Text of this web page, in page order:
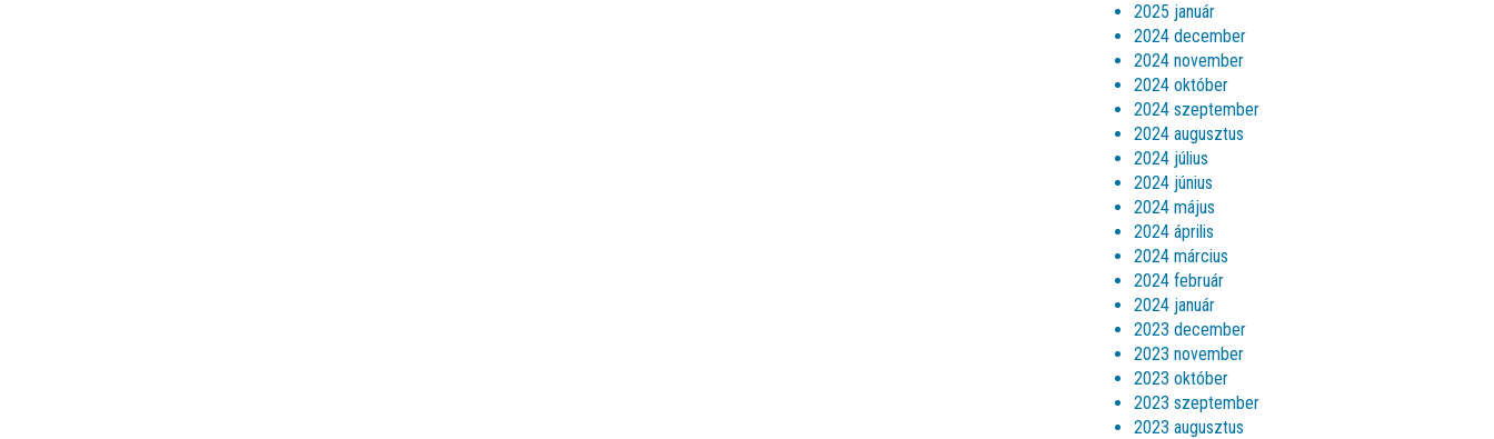
2025 január
2024 december
2024 november
2024 október
2024 szeptember
2024 augusztus
2024 július
2024 június
2024 május
2024 április
2024 március
2024 február
2024 január
2023 december
2023 november
2023 október
2023 szeptember
2023 augusztus